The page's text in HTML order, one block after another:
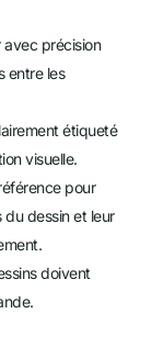
avec précision
entre les
étiqueté
visuelle.
pour
du dessin et leur
doivent